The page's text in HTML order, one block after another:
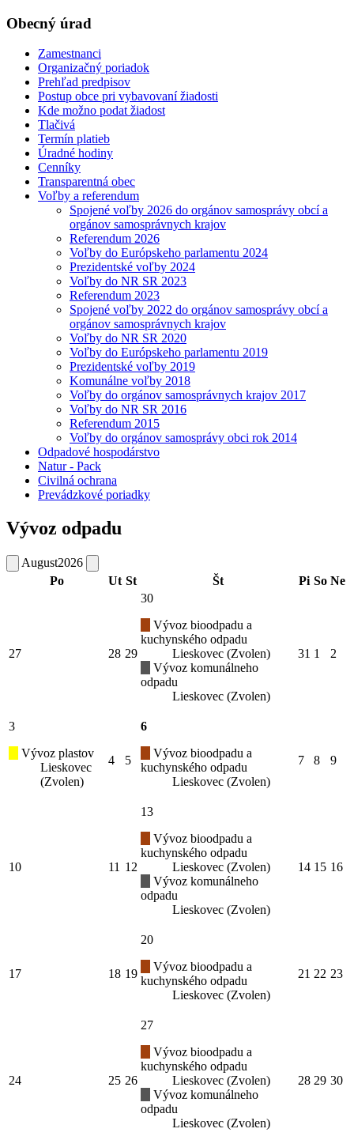
Obecný úrad
Zamestnanci
Organizačný poriadok
Prehľad predpisov
Postup obce pri vybavovaní žiadosti
Kde možno podat žiadost
Tlačivá
Termín platieb
Úradné hodiny
Cenníky
Transparentná obec
Voľby a referendum
Spojené voľby 2026 do orgánov samosprávy obcí a
orgánov samosprávnych krajov
Referendum 2026
Voľby do Európskeho parlamentu 2024
Prezidentské voľby 2024
Voľby do NR SR 2023
Referendum 2023
Spojené voľby 2022 do orgánov samosprávy obcí a
orgánov samosprávnych krajov
Voľby do NR SR 2020
Voľby do Európskeho parlamentu 2019
Prezidentské voľby 2019
Komunálne voľby 2018
Voľby do orgánov samosprávnych krajov 2017
Voľby do NR SR 2016
Referendum 2015
Voľby do orgánov samosprávy obci rok 2014
Odpadové hospodárstvo
Natur - Pack
Civilná ochrana
Prevádzkové poriadky
Vývoz odpadu
August2026
Po
Ut St Št Pi So Ne
27 28 29
30
Vývoz bioodpadu a
kuchynského odpadu
Lieskovec (Zvolen)
Vývoz komunálneho
odpadu
Lieskovec (Zvolen)
31 1 2
3
Vývoz plastov
Lieskovec
(Zvolen)
4 5
6
Vývoz bioodpadu a
kuchynského odpadu
Lieskovec (Zvolen)
7 8 9
10 11 12
13
Vývoz bioodpadu a
kuchynského odpadu
Lieskovec (Zvolen)
Vývoz komunálneho
odpadu
Lieskovec (Zvolen)
14 15 16
17 18 19
20
Vývoz bioodpadu a
kuchynského odpadu
Lieskovec (Zvolen)
21 22 23
24 25 26
27
Vývoz bioodpadu a
kuchynského odpadu
Lieskovec (Zvolen)
Vývoz komunálneho
odpadu
Lieskovec (Zvolen)
28 29 30